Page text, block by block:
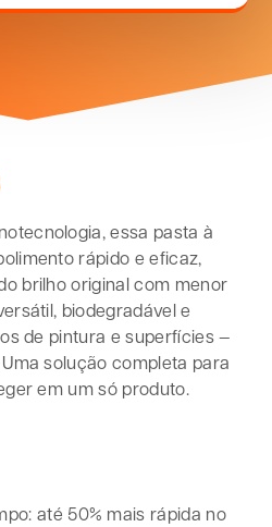
essa pasta à
rápido e eficaz,
brilho original com menor
biodegradável e
de pintura e superfícies —
solução completa para
em um só produto.
até 50% mais rápida no